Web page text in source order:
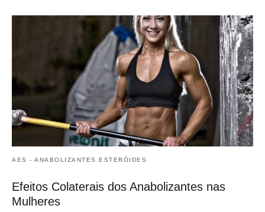
AES - ANABOLIZANTES ESTERÓIDES
Efeitos Colaterais dos Anabolizantes nas
Mulheres